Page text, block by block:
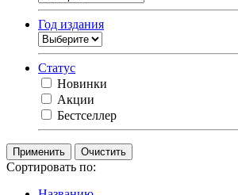
Год издания
Статус
Новинки
Акции
Бестселлер
Очистить
Сортировать по: